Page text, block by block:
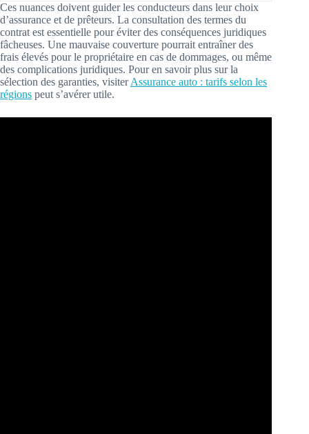
Ces nuances doivent guider les conducteurs dans leur choix
d’assurance et de prêteurs. La consultation des termes du
contrat est essentielle pour éviter des conséquences juridiques
fâcheuses. Une mauvaise couverture pourrait entraîner des
frais élevés pour le propriétaire en cas de dommages, ou même
des complications juridiques. Pour en savoir plus sur la
sélection des garanties, visiterAssurance auto : tarifs selon les
régions peut s’avérer utile.